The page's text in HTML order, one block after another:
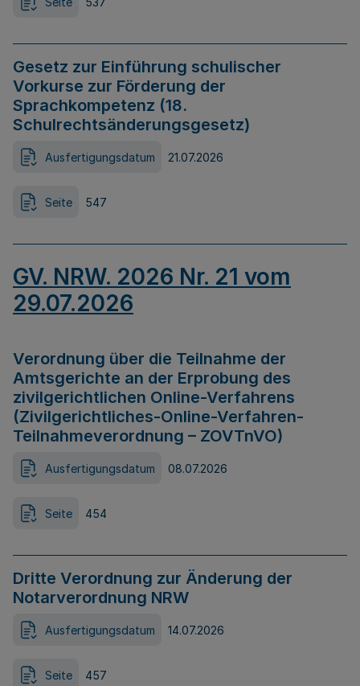
Gesetz zur Einführung schulischer
Vorkurse zur Förderung der
Sprachkompetenz (18.
Schulrechtsänderungsgesetz)
Ausfertigungsdatum 21.07.2026
Seite 547
GV. NRW. 2026 Nr. 21 vom
29.07.2026
Verordnung über die Teilnahme der
Amtsgerichte an der Erprobung des
zivilgerichtlichen Online-Verfahrens
(Zivilgerichtliches-Online-Verfahren-
Teilnahmeverordnung – ZOVTnVO)
Ausfertigungsdatum 08.07.2026
Seite 454
Dritte Verordnung zur Änderung der
Notarverordnung NRW
Ausfertigungsdatum 14.07.2026
Seite 457